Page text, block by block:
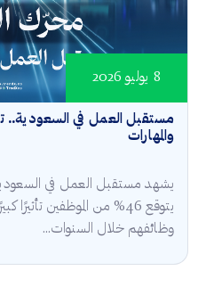
مستقبل العمل في السعودية..
والمهارات
8 يوليو 2026
يشهد مستقبل العمل في
يتوقع 46% من الموظفين
وظائفهم خلال السنوات...